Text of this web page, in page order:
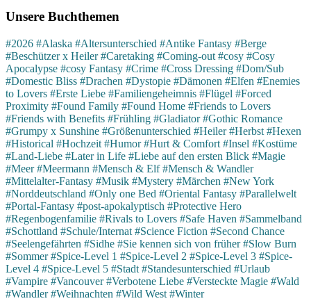
Unsere Buchthemen
#2026 #Alaska #Altersunterschied #Antike Fantasy #Berge
#Beschützer x Heiler #Caretaking #Coming-out #cosy #Cosy
Apocalypse #cosy Fantasy #Crime #Cross Dressing #Dom/Sub
#Domestic Bliss #Drachen #Dystopie #Dämonen #Elfen #Enemies
to Lovers #Erste Liebe #Familiengeheimnis #Flügel #Forced
Proximity #Found Family #Found Home #Friends to Lovers
#Friends with Benefits #Frühling #Gladiator #Gothic Romance
#Grumpy x Sunshine #Größenunterschied #Heiler #Herbst #Hexen
#Historical #Hochzeit #Humor #Hurt & Comfort #Insel #Kostüme
#Land-Liebe #Later in Life #Liebe auf den ersten Blick #Magie
#Meer #Meermann #Mensch & Elf #Mensch & Wandler
#Mittelalter-Fantasy #Musik #Mystery #Märchen #New York
#Norddeutschland #Only one Bed #Oriental Fantasy #Parallelwelt
#Portal-Fantasy #post-apokalyptisch #Protective Hero
#Regenbogenfamilie #Rivals to Lovers #Safe Haven #Sammelband
#Schottland #Schule/Internat #Science Fiction #Second Chance
#Seelengefährten #Sidhe #Sie kennen sich von früher #Slow Burn
#Sommer #Spice-Level 1 #Spice-Level 2 #Spice-Level 3 #Spice-
Level 4 #Spice-Level 5 #Stadt #Standesunterschied #Urlaub
#Vampire #Vancouver #Verbotene Liebe #Versteckte Magie #Wald
#Wandler #Weihnachten #Wild West #Winter